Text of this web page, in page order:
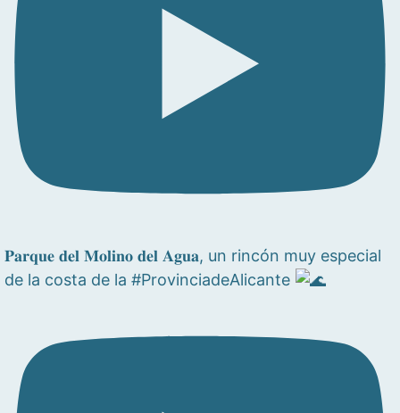
𝐏𝐚𝐫𝐪𝐮𝐞 𝐝𝐞𝐥 𝐌𝐨𝐥𝐢𝐧𝐨 𝐝𝐞𝐥 𝐀𝐠𝐮𝐚, un rincón muy especial
de la costa de la #ProvinciadeAlicante